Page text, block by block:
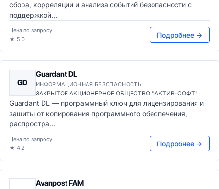
сбора, корреляции и анализа событий безопасности с
поддержкой...
Цена по запросу
★ 5.0
Подробнее →
GD
Guardant DL
ИНФОРМАЦИОННАЯ БЕЗОПАСНОСТЬ
ЗАКРЫТОЕ АКЦИОНЕРНОЕ ОБЩЕСТВО "АКТИВ-СОФТ"
Guardant DL — программный ключ для лицензирования и
защиты от копирования программного обеспечения,
распростра...
Цена по запросу
★ 4.2
Подробнее →
Avanpost FAM